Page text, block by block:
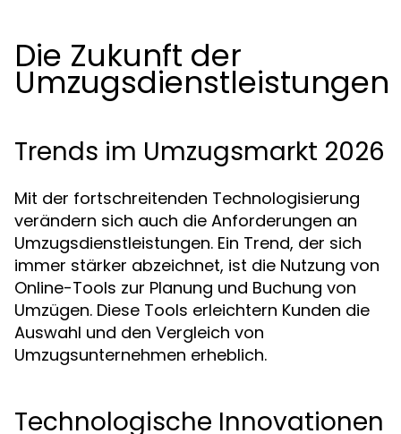
Die Zukunft der
Umzugsdienstleistungen
Trends im Umzugsmarkt 2026
Mit der fortschreitenden Technologisierung
verändern sich auch die Anforderungen an
Umzugsdienstleistungen. Ein Trend, der sich
immer stärker abzeichnet, ist die Nutzung von
Online-Tools zur Planung und Buchung von
Umzügen. Diese Tools erleichtern Kunden die
Auswahl und den Vergleich von
Umzugsunternehmen erheblich.
Technologische Innovationen